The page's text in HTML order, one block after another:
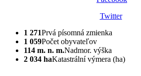
Twitter
1 271Prvá písomná zmienka
1 059Počet obyvateľov
114 m. n. m.Nadmor. výška
2 034 haKatastrální výmera (ha)